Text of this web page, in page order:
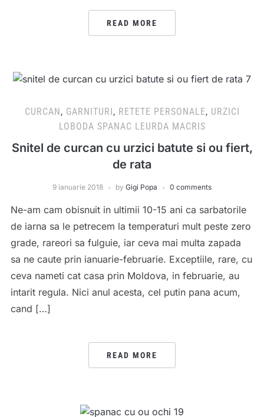
READ MORE
CURCAN , GARNITURI , RETETE PERSONALE, URZICI
LOBODA SPANAC LEURDA MACRIS
Snitel de curcan cu urzici batute si ou fiert,
de rata
9 ianuarie 2018 by Gigi Popa 0 comments
Ne-am cam obisnuit in ultimii 10-15 ani ca sarbatorile
de iarna sa le petrecem la temperaturi mult peste zero
grade, rareori sa fulguie, iar ceva mai multa zapada
sa ne caute prin ianuarie-februarie. Exceptiile, rare, cu
ceva nameti cat casa prin Moldova, in februarie, au
intarit regula. Nici anul acesta, cel putin pana acum,
cand […]
READ MORE